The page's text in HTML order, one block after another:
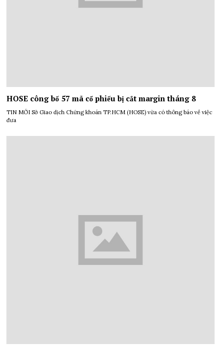
HOSE công bố 57 mã cổ phiếu bị cắt margin tháng 8
TIN MỚI Sở Giao dịch Chứng khoán TP.HCM (HOSE) vừa có thông báo về việc
đưa